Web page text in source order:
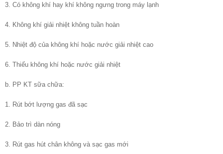
3. Có không khí hay khí không ngưng trong máy lạnh
4. Không khí giải nhiệt không tuần hoàn
5. Nhiệt độ của không khí hoặc nước giải nhiệt cao
6. Thiếu không khí hoặc nước giải nhiệt
b. PP KT sữa chữa:
1. Rút bớt lượng gas đã sạc
2. Bảo trì dàn nóng
3. Rút gas hút chân không và sạc gas mới